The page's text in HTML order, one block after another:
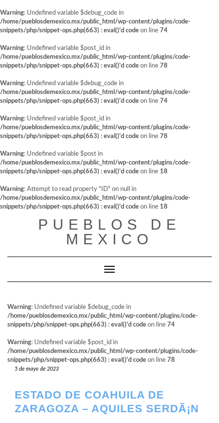
Warning: Undefined variable $debug_code in
/home/pueblosdemexico.mx/public_html/wp-content/plugins/code-
snippets/php/snippet-ops.php(663) : eval()'d code on line 74
Warning: Undefined variable $post_id in
/home/pueblosdemexico.mx/public_html/wp-content/plugins/code-
snippets/php/snippet-ops.php(663) : eval()'d code on line 78
Warning: Undefined variable $debug_code in
/home/pueblosdemexico.mx/public_html/wp-content/plugins/code-
snippets/php/snippet-ops.php(663) : eval()'d code on line 74
Warning: Undefined variable $post_id in
/home/pueblosdemexico.mx/public_html/wp-content/plugins/code-
snippets/php/snippet-ops.php(663) : eval()'d code on line 78
Warning: Undefined variable $post in
/home/pueblosdemexico.mx/public_html/wp-content/plugins/code-
snippets/php/snippet-ops.php(663) : eval()'d code on line 18
Warning: Attempt to read property "ID" on null in
/home/pueblosdemexico.mx/public_html/wp-content/plugins/code-
snippets/php/snippet-ops.php(663) : eval()'d code on line 18
PUEBLOS DE
MEXICO
Cambiar modo de navegación
Warning: Undefined variable $debug_code in
/home/pueblosdemexico.mx/public_html/wp-content/plugins/code-
snippets/php/snippet-ops.php(663) : eval()'d code on line 74
Warning: Undefined variable $post_id in
/home/pueblosdemexico.mx/public_html/wp-content/plugins/code-
snippets/php/snippet-ops.php(663) : eval()'d code on line 78
5 de mayo de 2023
ESTADO DE COAHUILA DE
ZARAGOZA – AQUILES SERDÃ¡N